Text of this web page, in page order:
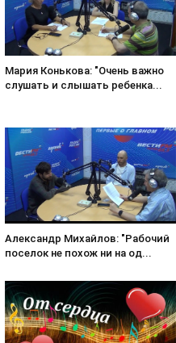
Мария Конькова: "Очень важно
слушать и слышать ребенка...
Александр Михайлов: "Рабочий
поселок не похож ни на од...